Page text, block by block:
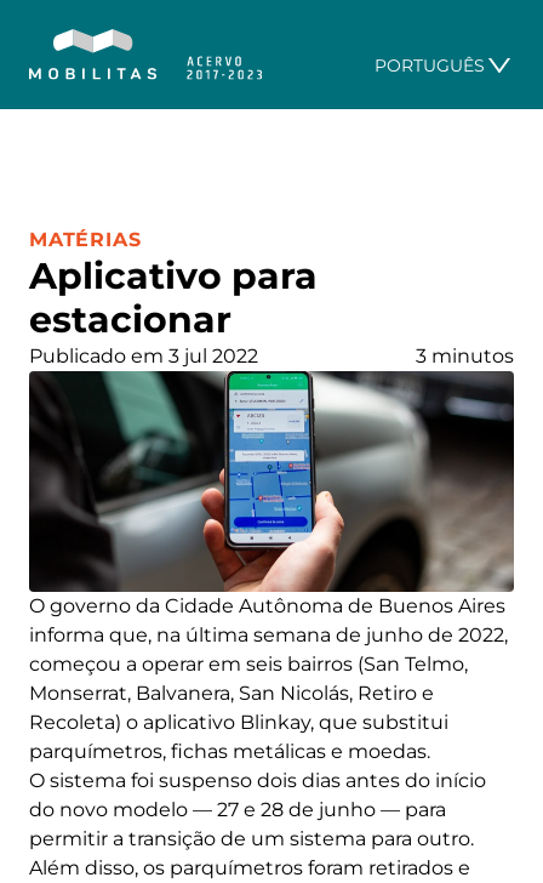
PORTUGUÊS
Aplicativo para
estacionar
CATEGORIA:
MATÉRIAS
Publicado em 3 jul 2022 3 minutos
O governo da Cidade Autônoma de Buenos Aires
informa que, na última semana de junho de 2022,
começou a operar em seis bairros (San Telmo,
Monserrat, Balvanera, San Nicolás, Retiro e
Recoleta) o aplicativo Blinkay, que substitui
parquímetros, fichas metálicas e moedas.
O sistema foi suspenso dois dias antes do início
do novo modelo — 27 e 28 de junho — para
permitir a transição de um sistema para outro.
Além disso, os parquímetros foram retirados e